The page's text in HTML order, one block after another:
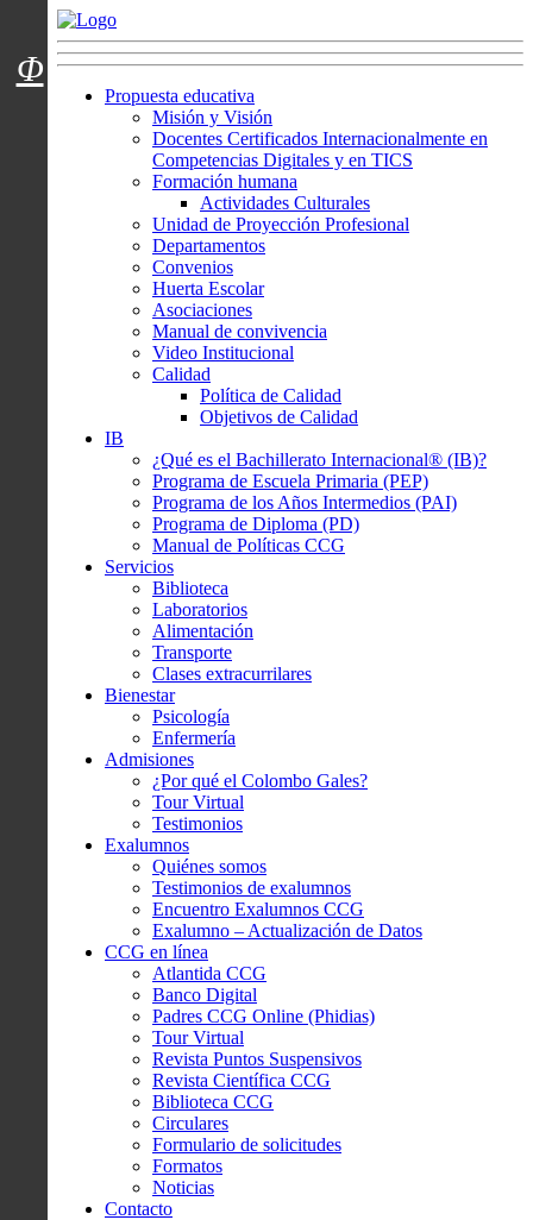
Menú usuarios
Propuesta educativa
Misión y Visión
Docentes Certificados Internacionalmente en
Competencias Digitales y en TICS
Formación humana
Actividades Culturales
Unidad de Proyección Profesional
Departamentos
Convenios
Huerta Escolar
Asociaciones
Manual de convivencia
Video Institucional
Calidad
Política de Calidad
Objetivos de Calidad
IB
¿Qué es el Bachillerato Internacional® (IB)?
Programa de Escuela Primaria (PEP)
Programa de los Años Intermedios (PAI)
Programa de Diploma (PD)
Manual de Políticas CCG
Servicios
Biblioteca
Laboratorios
Alimentación
Transporte
Clases extracurrilares
Bienestar
Psicología
Enfermería
Admisiones
¿Por qué el Colombo Gales?
Tour Virtual
Testimonios
Exalumnos
Quiénes somos
Testimonios de exalumnos
Encuentro Exalumnos CCG
Exalumno – Actualización de Datos
CCG en línea
Atlantida CCG
Banco Digital
Padres CCG Online (Phidias)
Tour Virtual
Revista Puntos Suspensivos
Revista Científica CCG
Biblioteca CCG
Circulares
Formulario de solicitudes
Formatos
Noticias
Contacto
Φ